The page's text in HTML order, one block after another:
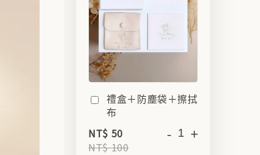
禮盒＋防塵袋＋擦拭
布
NT$ 50
NT$ 100
- +